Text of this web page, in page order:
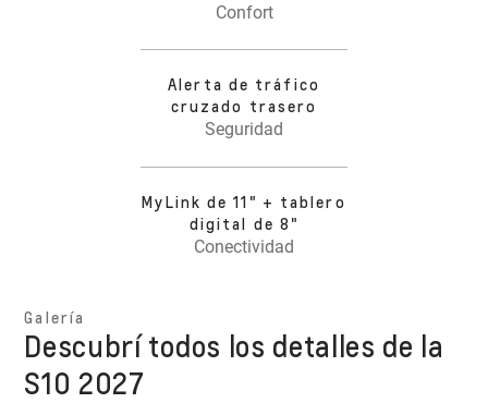
Confort
Alerta de tráfico
cruzado trasero
Seguridad
MyLink de 11" + tablero
digital de 8"
Conectividad
Galería
Descubrí todos los detalles de la
S10 2027